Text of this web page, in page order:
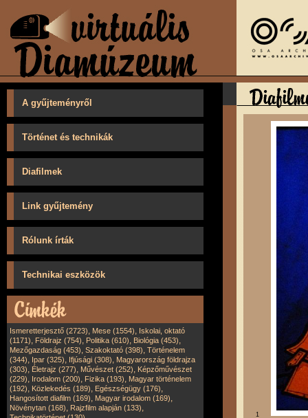
A gyűjteményről
Történet és technikák
Diafilmek
Link gyűjtemény
Rólunk írták
Technikai eszközök
Ismeretterjesztő (2723), Mese (1554), Iskolai, oktató
(1171), Földrajz (754), Politika (610), Biológia (453),
Mezőgazdaság (453), Szakoktató (398), Történelem
(344), Ipar (325), Ifjúsági (308), Magyarország földrajza
(303), Életrajz (277), Művészet (252), Képzőművészet
(229), Irodalom (200), Fizika (193), Magyar történelem
(192), Közlekedés (189), Egészségügy (176),
Hangosított diafilm (169), Magyar irodalom (169),
Növénytan (168), Rajzfilm alapján (133),
1